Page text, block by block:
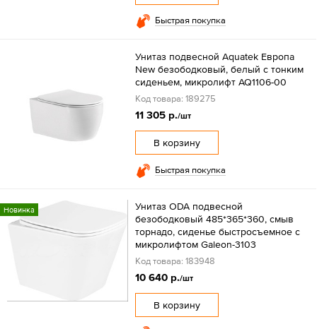
Быстрая покупка
Унитаз подвесной Aquatek Европа
New безободковый, белый с тонким
сиденьем, микролифт AQ1106-00
Код товара: 189275
11 305 р./шт
В корзину
Быстрая покупка
Новинка
Унитаз ODA подвесной
безободковый 485*365*360, смыв
торнадо, сиденье быстросъемное с
микролифтом Galeon-3103
Код товара: 183948
10 640 р./шт
В корзину